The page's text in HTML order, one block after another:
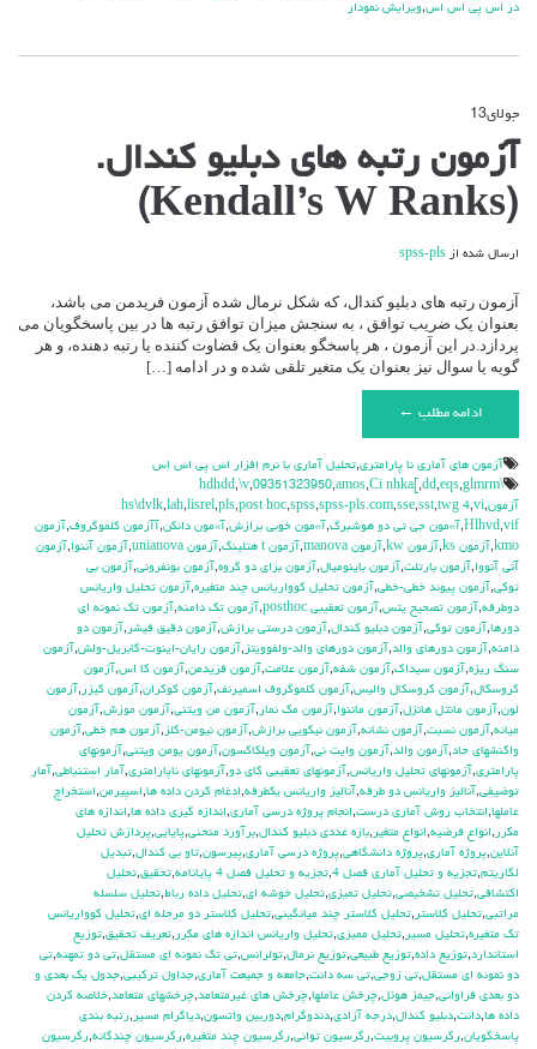
در اس پي اس اس,ويرايش نمودار
جولای13
آزمون
رتبه
های
دبلیو
(Kendall’s
Ranks)
آزمون رتبه های دبلیو کندال.
(Kendall’s W Ranks)
ارسال شده از spss-pls
آزمون رتبه های دبلیو کندال، که شکل نرمال شده آزمون فریدمن می باشد،
بعنوان یک ضریب توافق ، به سنجش میزان توافق رتبه ها در بین پاسخگویان می
پردازد.در این آزمون ، هر پاسخگو بعنوان یک قضاوت کننده یا رتبه دهنده، و هر
گویه یا سوال نیز بعنوان یک متغیر تلقی شده و در ادامه […]
ادامه مطلب ←
آزمون هاي آماري نا پارامتري,تحليل آماري با نرم افزار اس پي اس اس
\hdhdd
,\v,09351323950,amos,Ci nhka[ ,dd,eqs,glmrm
آزمون,
hs\dvlk,lah,lisrel,pls,post hoc,spss,spss-pls.com,sse,sst,twg 4,vi
Hlhvd,vif
,آ»مون جي تي دو هوشبرگ,آ»مون خوبي برازش,آ»مون دانكن,آآزمون كلموگروف,آزمون
kmo
,آزمون ks ,آزمون kw ,آزمون manova ,آزمون t هتلينگ ,آزمون unianova ,آزمون آننوا,آزمون
آني آنووا,آزمون بارتلت,آزمون باينوميال,آزمون براي دو گروه,آزمون بونفروني,آزمون بي
توكي,آزمون پيوند خطي-خطي,آزمون تحليل كوواريانس چند متغيره,آزمون تحليل واريانس
دوطرفه,آزمون تصحيح يتس,آزمون تعقيبي posthoc ,آزمون تك دامنه,آزمون تك نمونه اي
دورها,آزمون توكي,آزمون دبليو كندال,آزمون درستي برازش,آزمون دقيق فيشر ,آزمون دو
دامنه,آزمون دورهاي والد,آزمون دورهاي والد-ولفوويتز ,آزمون رايان-اينوت-گابريل-ولش,آزمون
سنگ ريزه,آزمون سيداك,آزمون شفه,آزمون علامت,آزمون فريدمن,آزمون كا اس,آزمون
كروسكال,آزمون كروسكال واليس,آزمون كلموگروف اسميرنف,آزمون كوكران,آزمون كيزر ,آزمون
لون,آزمون مانتل هانزل,آزمون ماننوا,آزمون مك نمار ,آزمون من ويتني,آزمون موزش,آزمون
ميانه,آزمون نسبت,آزمون نشانه,آزمون نيكويي برازش,آزمون نيومن-كلز ,آزمون هم خطي,آزمون
واكنشهاي حاد,آزمون والد,آزمون وايت ني,آزمون ويلكاكسون,آزمون يومن ويتني,آزمونهاي
پارامتري,آزمونهاي تحليل واريانس,آزمونهاي تعقيبي كاي دو,آزمونهاي ناپارامتري,آمار استنباطي,آمار
توضيفي,آناليز واريانس دو طرفه,آناليز واريانس يکطرفه,ادغام كردن داده ها,اسپيرمن,استخراج
عاملها,انتخاب روش آماري درست,انجام پروژه درسي آماري,اندازه گيري داده ها,اندازه هاي
مكرر ,انواع فرضيه,انواع متغير ,بازه عددي دبليو كندال,برآورد منحني,پايايي,پردازش تحليل
آنلاين,پروژه آماري,پروژه دانشگاهي,پروژه درسي آماري,پيرسون,تاو بي کندال,تبديل
لگاريتم,تجزيه و تحليل آماري فصل 4 ,تجزيه و تحليل فصل 4 پايانامه ,تحقيق,تحليل
اكتشافي,تحليل تشخيصي,تحليل تميزي,تحليل خوشه اي,تحليل داده رباط,تحليل سلسله
مراتبي,تحليل كلاستر ,تحليل كلاستر چند ميانگيني,تحليل كلاستر دو مرحله اي,تحليل كوواريانس
تك متغيره,تحليل مسير ,تحليل مميزي,تحليل واريانس اندازه هاي مكرر ,تعريف تحقيق,توزيع
استاندارد,توزيع داده,توزيع طبيعي,توزيع نرمال,تولرانس,تي تک نمونه اي مستقل,تي دو تمهنه,تي
دو نمونه اي مستقل,تي زوجي,تي سه دانت,جامعه و جميعت آماري,جداول تركيبي,جدول يك بعدي و
دو بعدي فراواني,جيمز هوئل,چرخش عاملها,چرخش هاي غيرمتعامد,چرخشهاي متعامد,خلاصه كردن
داده ها,دانت,دبليو كندال,درجه آزادي,دندوگرام,دوربين واتسون,دياگرام مسير ,رتبه بندي
پاسخگويان,رگرسيون پروبيت,رگرسيون تواني,رگرسيون چند متغيره,رگرسيون چندگانه,رگرسيون